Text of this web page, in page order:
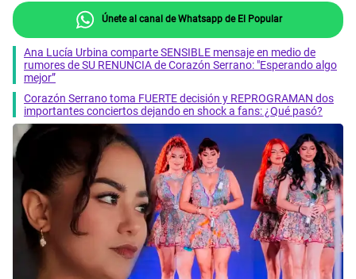
Únete al canal de Whatsapp de El Popular
Ana Lucía Urbina comparte SENSIBLE mensaje en medio de
rumores de SU RENUNCIA de Corazón Serrano: "Esperando algo
mejor”
Corazón Serrano toma FUERTE decisión y REPROGRAMAN dos
importantes conciertos dejando en shock a fans: ¿Qué pasó?